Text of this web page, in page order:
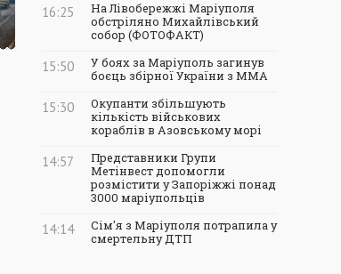
16:25
На Лівобережжі Маріуполя
обстріляно Михайлівський
собор (ФОТОФАКТ)
15:50
У боях за Маріуполь загинув
боєць збірної України з ММА
15:30
Окупанти збільшують
кількість військових
кораблів в Азовському морі
14:57
Представники Групи
Метінвест допомогли
розмістити у Запоріжжі понад
3000 маріупольців
14:14
Сім'я з Маріуполя потрапила у
смертельну ДТП